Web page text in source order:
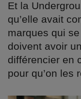
Et la
qu’elle avait
marques qui
doivent avoir
différencier en
pour qu’on les